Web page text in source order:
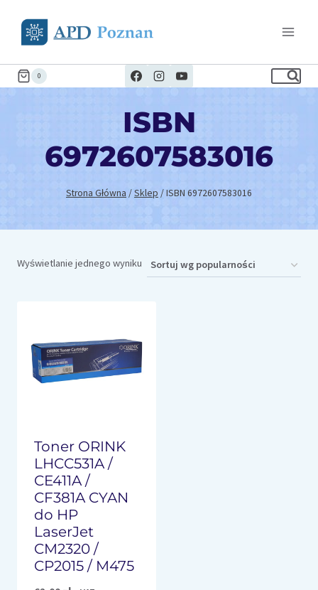
0
ISBN
6972607583016
Strona Główna /Sklep /ISBN 6972607583016
Wyświetlanie jednego wyniku
Toner ORINK
LHCC531A /
CE411A /
CF381A CYAN
do HP
LaserJet
CM2320 /
CP2015 / M475